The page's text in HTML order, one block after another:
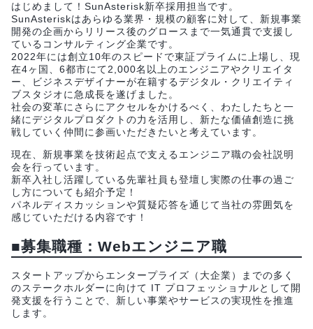
はじめまして！SunAsterisk新卒採用担当です。
SunAsteriskはあらゆる業界・規模の顧客に対して、新規事業
開発の企画からリリース後のグロースまで一気通貫で支援し
ているコンサルティング企業です。
2022年には創立10年のスピードで東証プライムに上場し、現
在4ヶ国、6都市にて2,000名以上のエンジニアやクリエイタ
ー、ビジネスデザイナーが在籍するデジタル・クリエイティ
ブスタジオに急成長を遂げました。
社会の変革にさらにアクセルをかけるべく、わたしたちと一
緒にデジタルプロダクトの力を活用し、新たな価値創造に挑
戦していく仲間に参画いただきたいと考えています。
現在、新規事業を技術起点で支えるエンジニア職の会社説明
会を行っています。
新卒入社し活躍している先輩社員も登壇し実際の仕事の過ご
し方についても紹介予定！
パネルディスカッションや質疑応答を通じて当社の雰囲気を
感じていただける内容です！
■募集職種：Webエンジニア職
スタートアップからエンタープライズ（大企業）までの多く
のステークホルダーに向けて IT プロフェッショナルとして開
発支援を行うことで、新しい事業やサービスの実現性を推進
します。